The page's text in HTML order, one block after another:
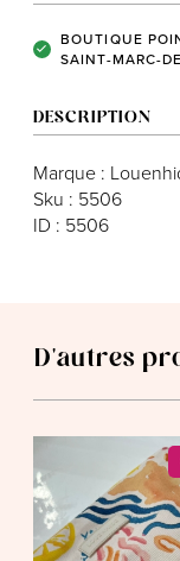
BOUTIQUE
SAINT-MARC-
DESCRIPTION
Marque :
Sku : 5506
ID : 5506
D'autres